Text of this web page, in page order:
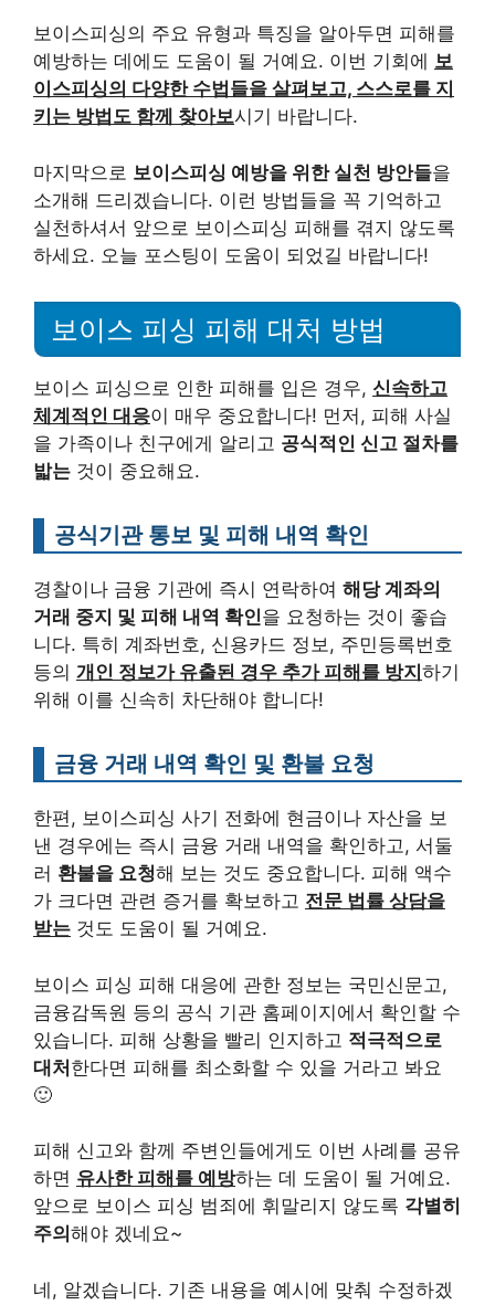
보이스피싱의 주요 유형과 특징을 알아두면 피해를
예방하는 데에도 도움이 될 거예요. 이번 기회에 보
이스피싱의 다양한 수법들을 살펴보고, 스스로를 지
키는 방법도 함께 찾아보시기 바랍니다.
마지막으로 보이스피싱 예방을 위한 실천 방안들을
소개해 드리겠습니다. 이런 방법들을 꼭 기억하고
실천하셔서 앞으로 보이스피싱 피해를 겪지 않도록
하세요. 오늘 포스팅이 도움이 되었길 바랍니다!
보이스 피싱 피해 대처 방법
보이스 피싱으로 인한 피해를 입은 경우, 신속하고
체계적인 대응이 매우 중요합니다! 먼저, 피해 사실
을 가족이나 친구에게 알리고 공식적인 신고 절차를
밟는 것이 중요해요.
공식기관 통보 및 피해 내역 확인
경찰이나 금융 기관에 즉시 연락하여 해당 계좌의
거래 중지 및 피해 내역 확인을 요청하는 것이 좋습
니다. 특히 계좌번호, 신용카드 정보, 주민등록번호
등의 개인 정보가 유출된 경우 추가 피해를 방지 하기
위해 이를 신속히 차단해야 합니다!
금융 거래 내역 확인 및 환불 요청
한편, 보이스피싱 사기 전화에 현금이나 자산을 보
낸 경우에는 즉시 금융 거래 내역을 확인하고, 서둘
러 환불을 요청해 보는 것도 중요합니다. 피해 액수
가 크다면 관련 증거를 확보하고 전문 법률 상담을
받는 것도 도움이 될 거예요.
보이스 피싱 피해 대응에 관한 정보는 국민신문고,
금융감독원 등의 공식 기관 홈페이지에서 확인할 수
있습니다. 피해 상황을 빨리 인지하고 적극적으로
대처한다면 피해를 최소화할 수 있을 거라고 봐요
🙂
피해 신고와 함께 주변인들에게도 이번 사례를 공유
하면 유사한 피해를 예방하는 데 도움이 될 거예요.
앞으로 보이스 피싱 범죄에 휘말리지 않도록 각별히
주의 해야 겠네요~
네, 알겠습니다. 기존 내용을 예시에 맞춰 수정하겠